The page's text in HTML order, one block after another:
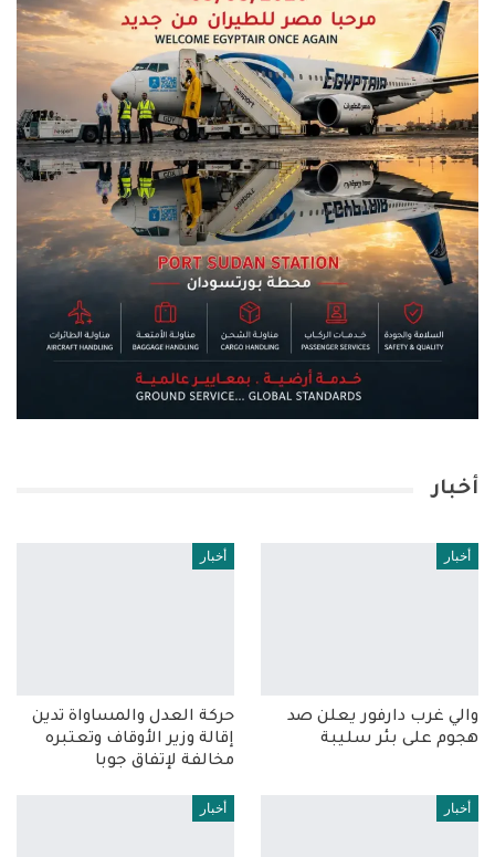
أخبار
أخبار
والي غرب دارفور يعلن صد
هجوم على بئر سليبة
أخبار
حركة العدل والمساواة تدين
إقالة وزير الأوقاف وتعتبره
مخالفة لإتفاق جوبا
أخبار أخبار